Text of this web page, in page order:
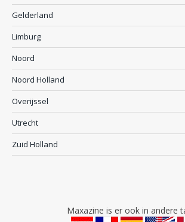
Gelderland
Limburg
Noord
Noord Holland
Overijssel
Utrecht
Zuid Holland
Maxazine is er ook in andere